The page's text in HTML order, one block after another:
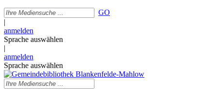
GO
|
anmelden
Sprache auswählen
|
anmelden
Sprache auswählen